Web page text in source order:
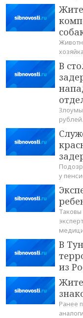
хозяйка
В
рублей.
у
В
из
Ранее